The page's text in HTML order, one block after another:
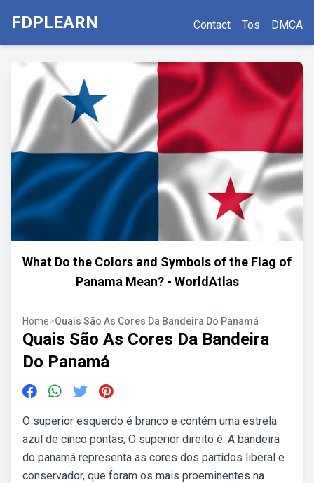
FDPLEARN Contact Tos DMCA
What Do the Colors and Symbols of the Flag of
Panama Mean? - WorldAtlas
Home>Quais São As Cores Da Bandeira Do Panamá
Quais São As Cores Da Bandeira
Do Panamá
O superior esquerdo é branco e contém uma estrela
azul de cinco pontas; O superior direito é. A bandeira
do panamá representa as cores dos partidos liberal e
conservador, que foram os mais proeminentes na